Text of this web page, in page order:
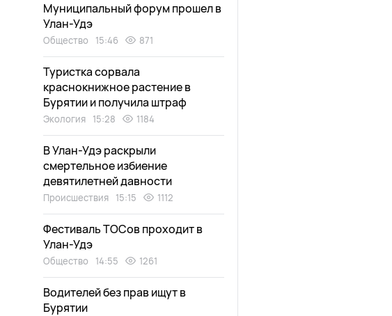
Муниципальный форум прошел в
Улан-Удэ
Общество 15:46 871
Туристка сорвала
краснокнижное растение в
Бурятии и получила штраф
Экология 15:28 1184
В Улан-Удэ раскрыли
смертельное избиение
девятилетней давности
Происшествия 15:15 1112
Фестиваль ТОСов проходит в
Улан-Удэ
Общество 14:55 1261
Водителей без прав ищут в
Бурятии